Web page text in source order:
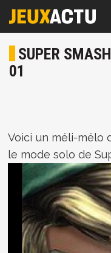
SUPER
01
Voici un méli-mélo
le mode solo de